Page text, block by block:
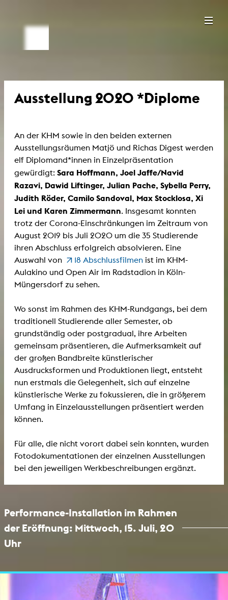
Ausstellung 2020 *Diplome
An der KHM sowie in den beiden externen
Ausstellungsräumen Matjö und Richas Digest werden
elf Diplomand*innen in Einzelpräsentation
gewürdigt: Sara Hoffmann, Joel Jaffe/Navid
Razavi, Dawid Liftinger, Julian Pache, Sybella Perry,
Judith Röder, Camilo Sandoval, Max Stocklosa, Xi
Lei und Karen Zimmermann. Insgesamt konnten
trotz der Corona-Einschränkungen im Zeitraum von
August 2019 bis Juli 2020 um die 35 Studierende
ihren Abschluss erfolgreich absolvieren. Eine
Auswahl von
18 Abschlussfilmen ist im KHM-
Aulakino und Open Air im Radstadion in Köln-
Müngersdorf zu sehen.
Wo sonst im Rahmen des KHM-Rundgangs, bei dem
traditionell Studierende aller Semester, ob
grundständig oder postgradual, ihre Arbeiten
gemeinsam präsentieren, die Aufmerksamkeit auf
der großen Bandbreite künstlerischer
Ausdrucksformen und Produktionen liegt, entsteht
nun erstmals die Gelegenheit, sich auf einzelne
künstlerische Werke zu fokussieren, die in größerem
Umfang in Einzelausstellungen präsentiert werden
können.
Für alle, die nicht vorort dabei sein konnten, wurden
Fotodokumentationen der einzelnen Ausstellungen
bei den jeweiligen Werkbeschreibungen ergänzt.
Performance-Installation im Rahmen
der Eröffnung: Mittwoch, 15. Juli, 20
Uhr